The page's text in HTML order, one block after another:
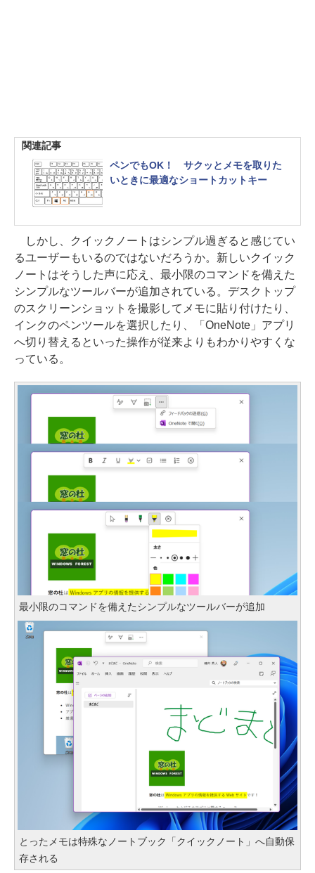
関連記事
ペンでもOK！ サクッとメモを取りた
いときに最適なショートカットキー
しかし、クイックノートはシンプル過ぎると感じてい
るユーザーもいるのではないだろうか。新しいクイック
ノートはそうした声に応え、最小限のコマンドを備えた
シンプルなツールバーが追加されている。デスクトップ
のスクリーンショットを撮影してメモに貼り付けたり、
インクのペンツールを選択したり、「OneNote」アプリ
へ切り替えるといった操作が従来よりもわかりやすくな
っている。
最小限のコマンドを備えたシンプルなツールバーが追加
とったメモは特殊なノートブック「クイックノート」へ自動保
存される